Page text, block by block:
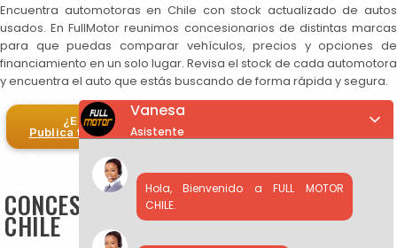
Encuentra automotoras en Chile con stock actualizado de autos
usados. En FullMotor reunimos concesionarios de distintas marcas
para que puedas comparar vehículos, precios y opciones de
financiamiento en un solo lugar. Revisa el stock de cada automotora
y encuentra el auto que estás buscando de forma rápida y segura.
¿Eres automotora?
Publica tus autos en FullMotor
CONCESIONARIOS DE AUTOS USADOS EN
CHILE
Vanesa
Asistente
Hola, Bienvenido a FULL MOTOR
CHILE.